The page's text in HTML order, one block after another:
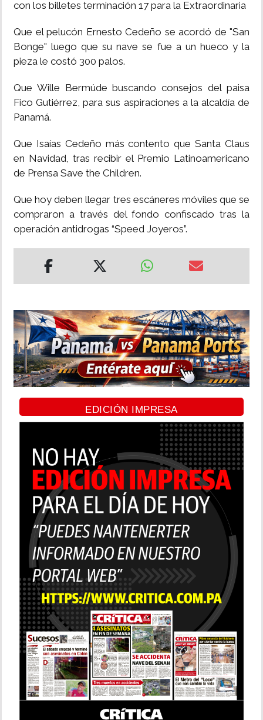
con los billetes terminación 17 para la Extraordinaria
Que el pelucón Ernesto Cedeño se acordó de "San
Bonge" luego que su nave se fue a un hueco y la
pieza le costó 300 palos.
Que Wille Bermúde buscando consejos del paisa
Fico Gutiérrez, para sus aspiraciones a la alcaldía de
Panamá.
Que Isaías Cedeño más contento que Santa Claus
en Navidad, tras recibir el Premio Latinoamericano
de Prensa Save the Children.
Que hoy deben llegar tres escáneres móviles que se
compraron a través del fondo confiscado tras la
operación antidrogas “Speed Joyeros”.
EDICIÓN IMPRESA